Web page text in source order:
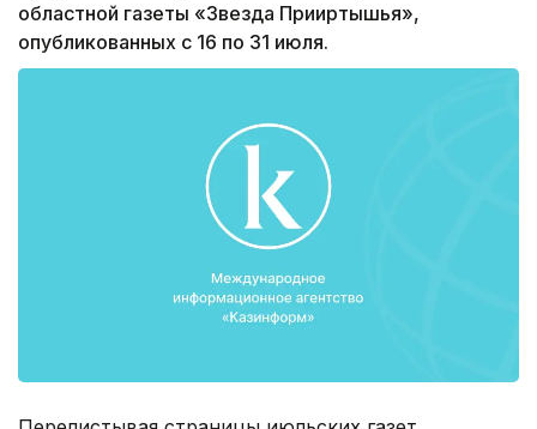
областной газеты «Звезда Прииртышья»,
опубликованных с 16 по 31 июля.